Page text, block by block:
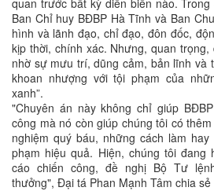
Ban Chỉ huy BĐBP Hà Tĩnh và Ban
hình và lãnh đạo, chỉ đạo, đôn đốc,
kịp thời, chính xác. Nhưng, quan
nhờ sự mưu trí, dũng cảm, bản lĩnh và
khoan nhượng với tội phạm của
xanh”.
"Chuyên án này không chỉ giúp
công mà nó còn giúp chúng tôi có
nghiệm quý báu, những cách làm
phạm hiệu quả. Hiện, chúng tôi đang
cáo chiến công, đề nghị Bộ Tư
thưởng", Đại tá Phan Mạnh Tâm chia sẻ